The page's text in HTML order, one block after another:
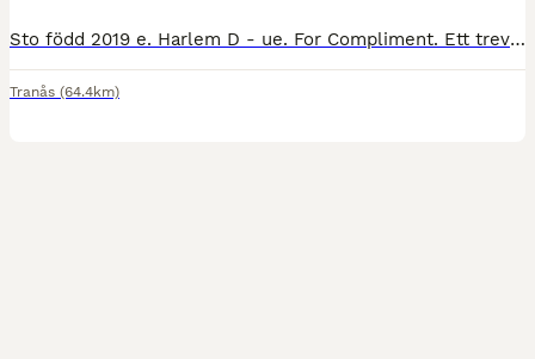
Sto född 2019 e. Harlem D - ue. For Compliment. Ett trevligt sto med tre fina gångarter, god balans och bra ridbarhet. Snäll i all hantering och uppskattar varierad träning - lika glad i ett dressyr
Tranås (64.4km)